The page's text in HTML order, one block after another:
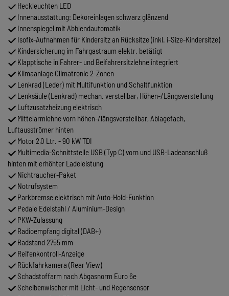
Heckleuchten LED
Innenausstattung: Dekoreinlagen schwarz glänzend
Innenspiegel mit Abblendautomatik
Isofix-Aufnahmen für Kindersitz an Rücksitze (inkl. i-Size-Kindersitze)
Kindersicherung im Fahrgastraum elektr. betätigt
Klapptische in Fahrer- und Beifahrersitzlehne integriert
Klimaanlage Climatronic 2-Zonen
Lenkrad (Leder) mit Multifunktion und Schaltfunktion
Lenksäule (Lenkrad) mechan. verstellbar, Höhen-/Längsverstellung
Luftzusatzheizung elektrisch
Mittelarmlehne vorn höhen-/längsverstellbar, Ablagefach,
Luftausströmer hinten
Motor 2,0 Ltr. - 90 kW TDI
Multimedia-Schnittstelle USB (Typ C) vorn und USB-Ladeanschluß
hinten mit erhöhter Ladeleistung
Nichtraucher-Paket
Notrufsystem
Parkbremse elektrisch mit Auto-Hold-Funktion
Pedale Edelstahl / Aluminium-Design
PKW-Zulassung
Radioempfang digital (DAB+)
Radstand 2755 mm
Reifenkontroll-Anzeige
Rückfahrkamera (Rear View)
Schadstoffarm nach Abgasnorm Euro 6e
Scheibenwischer mit Licht- und Regensensor